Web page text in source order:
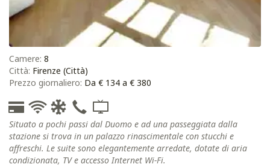
Camere: 8
Città: Firenze (Città)
Prezzo giornaliero: Da € 134 a € 380
Situato a pochi passi dal Duomo e ad una passeggiata dalla
stazione si trova in un palazzo rinascimentale con stucchi e
affreschi. Le suite sono elegantemente arredate, dotate di aria
condizionata, TV e accesso Internet Wi-Fi.